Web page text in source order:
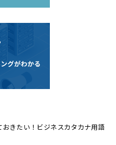
おきたい！ビジネスカタカナ用語